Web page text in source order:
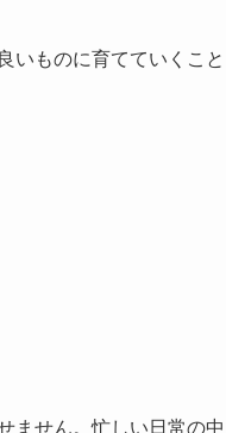
いものに育てていくこと
ません。忙しい日常の中